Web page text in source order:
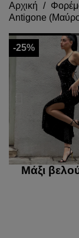
Αρχική
Antigone
-25%
Μάξι